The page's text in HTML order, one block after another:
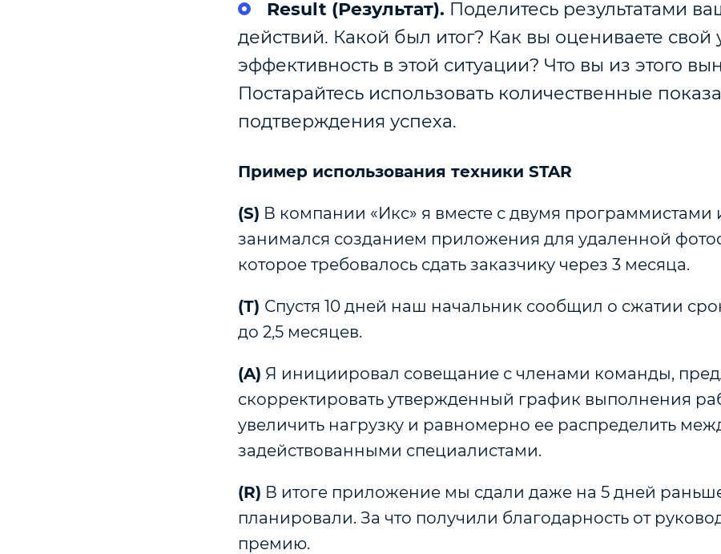
Result (Результат). Поделитесь результатами
действий. Какой был итог? Как вы оцениваете свой
эффективность в этой ситуации? Что вы из этого
Постарайтесь использовать количественные
подтверждения успеха.
Пример использования техники STAR
(S) В компании «Икс» я вместе с двумя
занимался созданием приложения для удаленной
которое требовалось сдать заказчику через 3 месяца.
(Т) Спустя 10 дней наш начальник сообщил о сжатии
до 2,5 месяцев.
(A) Я инициировал совещание с членами команды,
скорректировать утвержденный график выполнения
увеличить нагрузку и равномерно ее распределить
задействованными специалистами.
(R) В итоге приложение мы сдали даже на 5 дней
планировали. За что получили благодарность от
премию.